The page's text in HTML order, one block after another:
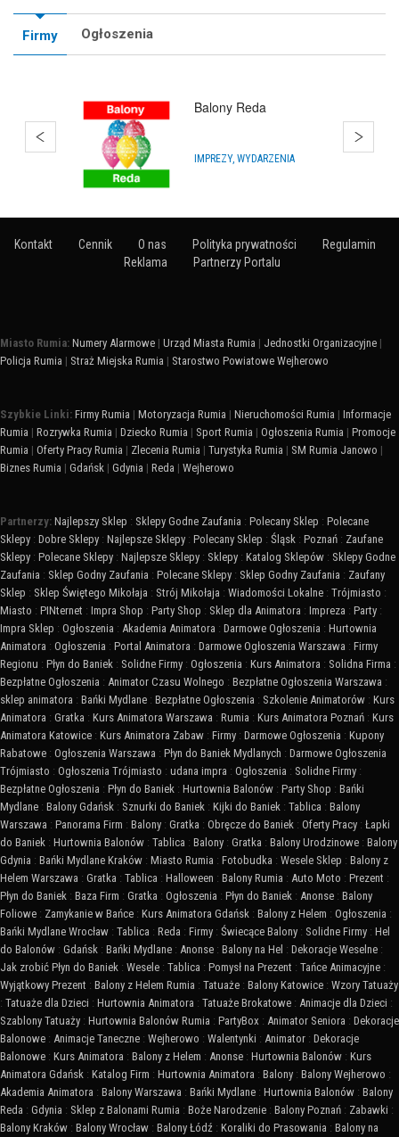
Firmy Ogłoszenia
Balony Reda
IMPREZY, WYDARZENIA
Kontakt Cennik O nas Polityka prywatności
Regulamin
Reklama
Partnerzy Portalu
Miasto Rumia: Numery Alarmowe | Urząd Miasta Rumia | Jednostki Organizacyjne |
Policja Rumia | Straż Miejska Rumia | Starostwo Powiatowe Wejherowo
Szybkie Linki: Firmy Rumia | Motoryzacja Rumia | Nieruchomości Rumia | Informacje
Rumia | Rozrywka Rumia | Dziecko Rumia | Sport Rumia | Ogłoszenia Rumia | Promocje
Rumia | Oferty Pracy Rumia | Zlecenia Rumia | Turystyka Rumia | SM Rumia Janowo |
Biznes Rumia | Gdańsk | Gdynia | Reda | Wejherowo
Partnerzy: Najlepszy Sklep : Sklepy Godne Zaufania : Polecany Sklep : Polecane
Sklepy : Dobre Sklepy : Najlepsze Sklepy : Polecany Sklep : Śląsk : Poznań : Zaufane
Sklepy : Polecane Sklepy : Najlepsze Sklepy : Sklepy : Katalog Sklepów : Sklepy Godne
Zaufania : Sklep Godny Zaufania : Polecane Sklepy : Sklep Godny Zaufania : Zaufany
Sklep : Sklep Świętego Mikołaja : Strój Mikołaja : Wiadomości Lokalne : Trójmiasto :
Miasto : PINternet : Impra Shop : Party Shop : Sklep dla Animatora : Impreza : Party :
Impra Sklep : Ogłoszenia : Akademia Animatora : Darmowe Ogłoszenia : Hurtownia
Animatora : Ogłoszenia : Portal Animatora : Darmowe Ogłoszenia Warszawa : Firmy
Regionu : Płyn do Baniek : Solidne Firmy : Ogłoszenia : Kurs Animatora : Solidna Firma :
Bezpłatne Ogłoszenia : Animator Czasu Wolnego : Bezpłatne Ogłoszenia Warszawa :
sklep animatora : Bańki Mydlane : Bezpłatne Ogłoszenia : Szkolenie Animatorów : Kurs
Animatora : Gratka : Kurs Animatora Warszawa : Rumia : Kurs Animatora Poznań : Kurs
Animatora Katowice : Kurs Animatora Zabaw : Firmy : Darmowe Ogłoszenia : Kupony
Rabatowe : Ogłoszenia Warszawa : Płyn do Baniek Mydlanych : Darmowe Ogłoszenia
Trójmiasto : Ogłoszenia Trójmiasto : udana impra : Ogłoszenia : Solidne Firmy :
Bezpłatne Ogłoszenia : Płyn do Baniek : Hurtownia Balonów : Party Shop : Bańki
Mydlane : Balony Gdańsk : Sznurki do Baniek : Kijki do Baniek : Tablica : Balony
Warszawa : Panorama Firm : Balony : Gratka : Obręcze do Baniek : Oferty Pracy : Łapki
do Baniek : Hurtownia Balonów : Tablica : Balony : Gratka : Balony Urodzinowe : Balony
Gdynia : Bańki Mydlane Kraków : Miasto Rumia : Fotobudka : Wesele Sklep : Balony z
Helem Warszawa : Gratka : Tablica : Halloween : Balony Rumia : Auto Moto : Prezent :
Płyn do Baniek : Baza Firm : Gratka : Ogłoszenia : Płyn do Baniek : Anonse : Balony
Foliowe : Zamykanie w Bańce : Kurs Animatora Gdańsk : Balony z Helem : Ogłoszenia :
Bańki Mydlane Wrocław : Tablica : Reda : Firmy : Świecące Balony : Solidne Firmy : Hel
do Balonów : Gdańsk : Bańki Mydlane : Anonse : Balony na Hel : Dekoracje Weselne :
Jak zrobić Płyn do Baniek : Wesele : Tablica : Pomysł na Prezent : Tańce Animacyjne :
Wyjątkowy Prezent : Balony z Helem Rumia : Tatuaże : Balony Katowice : Wzory Tatuaży
: Tatuaże dla Dzieci : Hurtownia Animatora : Tatuaże Brokatowe : Animacje dla Dzieci :
Szablony Tatuaży : Hurtownia Balonów Rumia : PartyBox : Animator Seniora : Dekoracje
Balonowe : Animacje Taneczne : Wejherowo : Walentynki : Animator : Dekoracje
Balonowe : Kurs Animatora : Balony z Helem : Anonse : Hurtownia Balonów : Kurs
Animatora Gdańsk : Katalog Firm : Hurtownia Animatora : Balony : Balony Wejherowo :
Akademia Animatora : Balony Warszawa : Bańki Mydlane : Hurtownia Balonów : Balony
Reda : Gdynia : Sklep z Balonami Rumia : Boże Narodzenie : Balony Poznań : Zabawki :
Balony Kraków : Balony Wrocław : Balony Łódź : Koraliki do Prasowania : Balony na